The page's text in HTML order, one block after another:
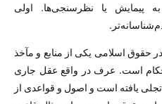
پیمایش یا نظرسنجی‌ها. اولی
اسلامی یکی از منابع و مآخذ
است. عرف در واقع عقل جاری
یافته است و اصول و قواعدی از